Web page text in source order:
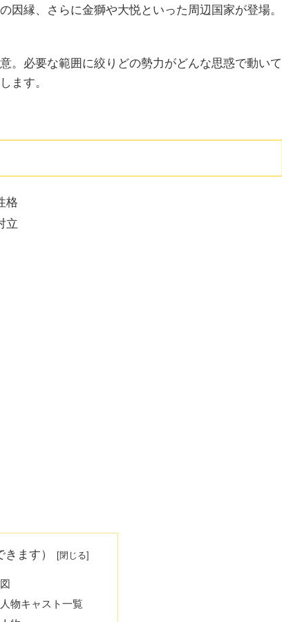
因縁、さらに金獅や大悦といった周辺国家が登場。
。必要な範囲に絞りどの勢力がどんな思惑で動いて
ます。
格
立
ます）
物キャスト一覧